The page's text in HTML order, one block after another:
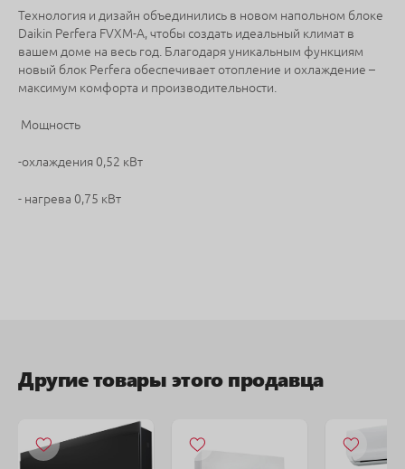
Технология и дизайн объединились в новом напольном блоке
Daikin Perfera FVXM-A, чтобы создать идеальный климат в
вашем доме на весь год. Благодаря уникальным функциям
новый блок Perfera обеспечивает отопление и охлаждение –
максимум комфорта и производительности.
Мощность
-охлаждения 0,52 кВт
- нагрева 0,75 кВт
Другие товары этого продавца